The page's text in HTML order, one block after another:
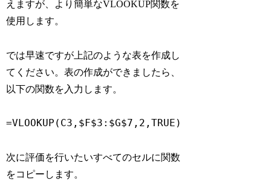
えますが、より簡単なVLOOKUP関数を
使用します。
では早速ですが上記のような表を作成し
てください。表の作成ができましたら、
以下の関数を入力します。
=VLOOKUP(C3,$F$3:$G$7,2,TRUE)
次に評価を行いたいすべてのセルに関数
をコピーします。